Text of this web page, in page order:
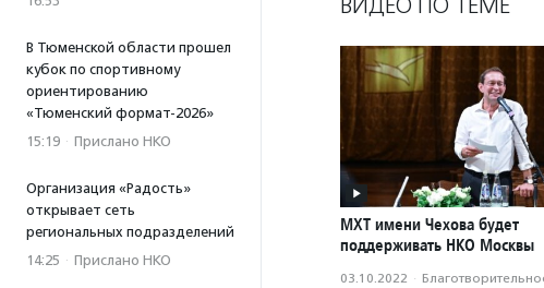
В Тюменской области прошел
кубок по спортивному
ориентированию
«Тюменский формат-2026»
15:19 · Прислано НКО
Организация «Радость»
открывает сеть
региональных подразделений
14:25 · Прислано НКО
МХТ имени Чехова будет
поддерживать НКО Москвы
03.10.2022 ·